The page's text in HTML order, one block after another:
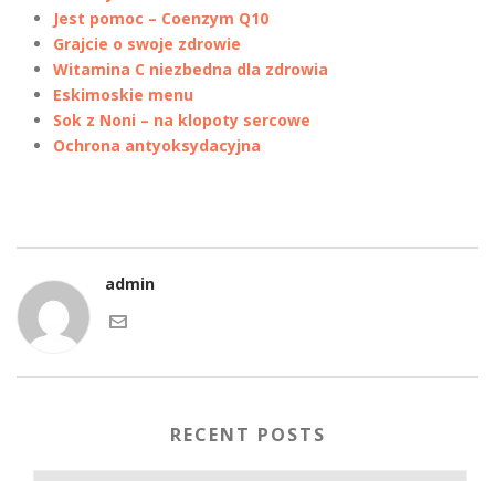
Jest pomoc – Coenzym Q10
Grajcie o swoje zdrowie
Witamina C niezbedna dla zdrowia
Eskimoskie menu
Sok z Noni – na klopoty sercowe
Ochrona antyoksydacyjna
admin
RECENT POSTS